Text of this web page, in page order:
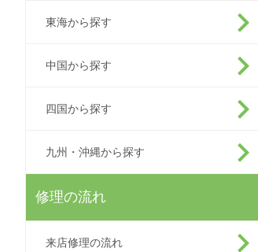
東海から探す
中国から探す
四国から探す
九州・沖縄から探す
修理の流れ
来店修理の流れ